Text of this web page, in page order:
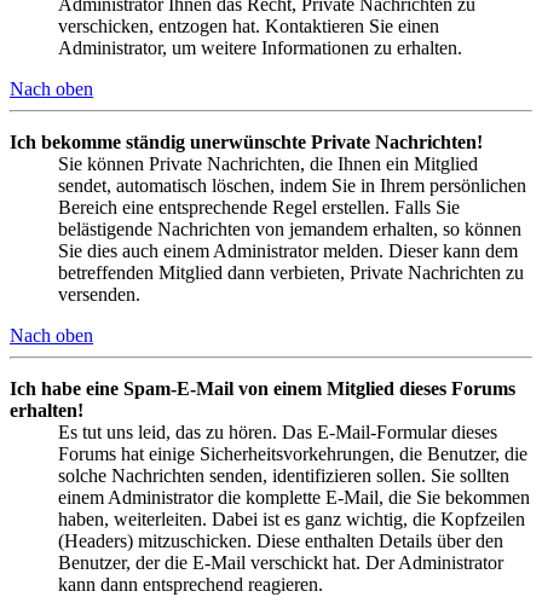
Administrator Ihnen das Recht, Private Nachrichten zu
verschicken, entzogen hat. Kontaktieren Sie einen
Administrator, um weitere Informationen zu erhalten.
Nach oben
Ich bekomme ständig unerwünschte Private Nachrichten!
Sie können Private Nachrichten, die Ihnen ein Mitglied
sendet, automatisch löschen, indem Sie in Ihrem persönlichen
Bereich eine entsprechende Regel erstellen. Falls Sie
belästigende Nachrichten von jemandem erhalten, so können
Sie dies auch einem Administrator melden. Dieser kann dem
betreffenden Mitglied dann verbieten, Private Nachrichten zu
versenden.
Nach oben
Ich habe eine Spam-E-Mail von einem Mitglied dieses Forums
erhalten!
Es tut uns leid, das zu hören. Das E-Mail-Formular dieses
Forums hat einige Sicherheitsvorkehrungen, die Benutzer, die
solche Nachrichten senden, identifizieren sollen. Sie sollten
einem Administrator die komplette E-Mail, die Sie bekommen
haben, weiterleiten. Dabei ist es ganz wichtig, die Kopfzeilen
(Headers) mitzuschicken. Diese enthalten Details über den
Benutzer, der die E-Mail verschickt hat. Der Administrator
kann dann entsprechend reagieren.